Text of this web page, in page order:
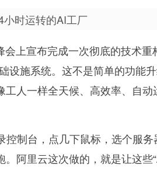
小时运转的AI工厂
会上宣布完成一次彻底的技术
设施系统。这不是简单的功能
人一样全天候、高效率、自
控制台，点几下鼠标，选个服
阿里云这次做的，就是让这